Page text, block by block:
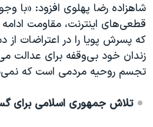
شاهزاده رضا پهلوی افزود: «با
قطعی‌های اینترنت، مقاومت ادامه
که پسرش پویا را در اعتراضات از
زندان خود بی‌وقفه برای عدالت
تجسم روحیه مردمی است که
تلاش جمهوری اسلامی برای